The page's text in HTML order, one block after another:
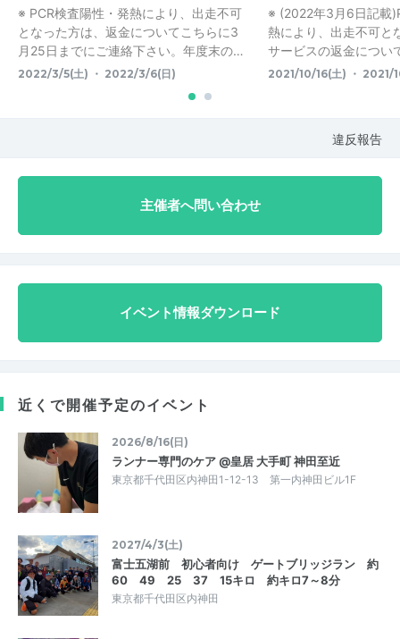
※ PCR検査陽性・発熱により、出走不可
となった方は、返金についてこちらに3
月25日までにご連絡下さい。年度末の…
2022/3/5(土) ・ 2022/3/6(日)
※ (2022年3月6日記載
熱により、出走不可と
サービスの返金につい
2021/10/16(土) ・ 2021/
違反報告
主催者へ問い合わせ
イベント情報ダウンロード
近くで開催予定のイベント
2026/8/16(日)
ランナー専門のケア @皇居 大手町 神田至近
東京都千代田区内神田1-12-13 第一内神田ビル1F
2027/4/3(土)
富士五湖前 初心者向け ゲートブリッジラン 約
60 49 25 37 15キロ 約キロ7～8分
東京都千代田区内神田